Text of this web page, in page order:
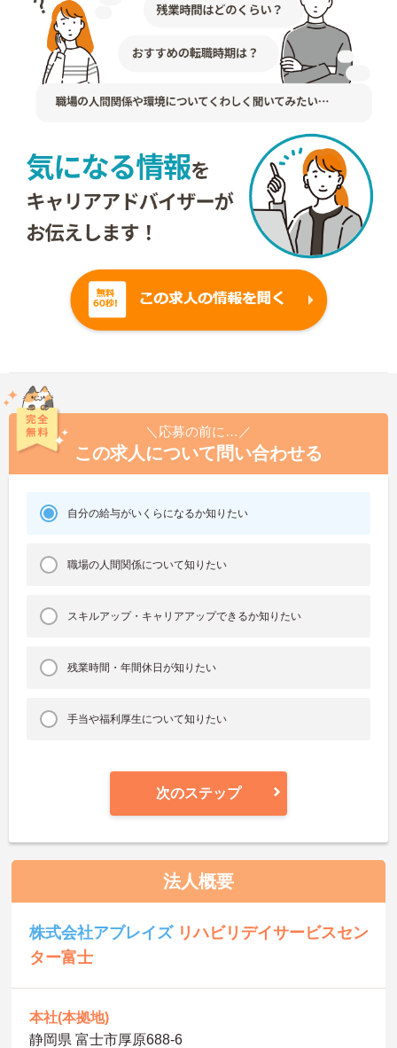
＼応募の前に…／
この求人について問い合わせる
自分の給与がいくらになるか知りたい
職場の人間関係について知りたい
スキルアップ・キャリアアップできるか知りたい
残業時間・年間休日が知りたい
手当や福利厚生について知りたい
次のステップ
法人概要
株式会社アブレイズ リハビリデイサービスセン
ター富士
本社(本拠地)
静岡県 富士市厚原688-6